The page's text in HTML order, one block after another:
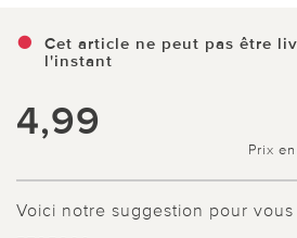
Cet article ne peut pas être
l'instant
4,99
Prix
Voici notre suggestion pour vous